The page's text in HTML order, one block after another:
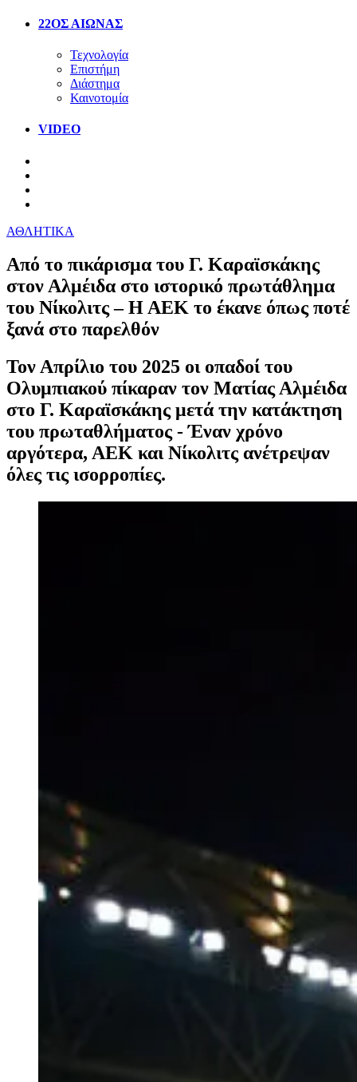
22ΟΣ ΑΙΩΝΑΣ
Τεχνολογία
Επιστήμη
Διάστημα
Καινοτομία
VIDEO
ΑΘΛΗΤΙΚΑ
Από το πικάρισμα του Γ. Καραϊσκάκης
στον Αλμέιδα στο ιστορικό πρωτάθλημα
του Νίκολιτς – Η ΑΕΚ το έκανε όπως ποτέ
ξανά στο παρελθόν
Τον Απρίλιο του 2025 οι οπαδοί του
Ολυμπιακού πίκαραν τον Ματίας Αλμέιδα
στο Γ. Καραϊσκάκης μετά την κατάκτηση
του πρωταθλήματος - Έναν χρόνο
αργότερα, ΑΕΚ και Νίκολιτς ανέτρεψαν
όλες τις ισορροπίες.